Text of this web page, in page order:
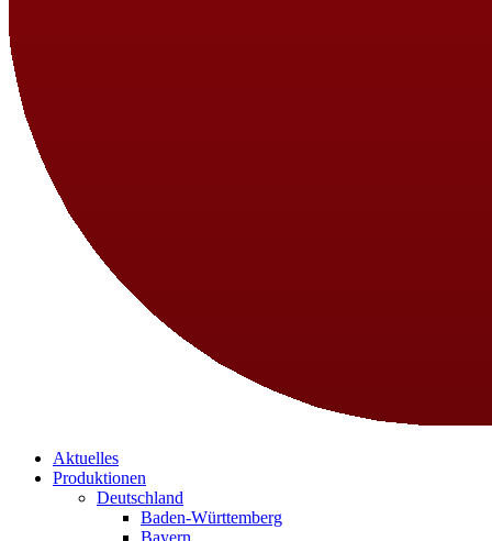
Aktuelles
Produktionen
Deutschland
Baden-Württemberg
Bayern